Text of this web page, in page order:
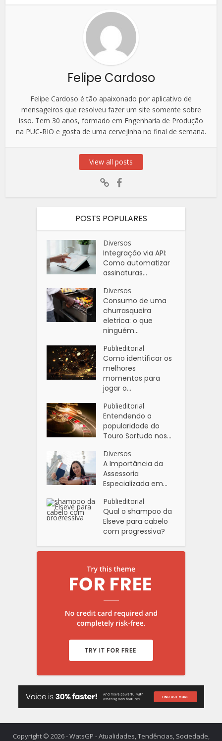
Felipe Cardoso
Felipe Cardoso é tão apaixonado por aplicativo de
mensageiros que resolveu fazer um site somente sobre
isso. Tem 30 anos, formado em Engenharia de Produção
na PUC-RIO e gosta de uma cervejinha no final de semana.
View all posts
POSTS POPULARES
Diversos
Integração via API:
Como automatizar
assinaturas...
Diversos
Consumo de uma
churrasqueira
eletrica: o que
ninguém...
Publieditorial
Como identificar os
melhores
momentos para
jogar o...
Publieditorial
Entendendo a
popularidade do
Touro Sortudo nos...
Diversos
A Importância da
Assessoria
Especializada em...
Publieditorial
Qual o shampoo da
Elseve para cabelo
com progressiva?
Copyright © 2026 - WatsGP - Atualidades, Tendências, Sociedade,